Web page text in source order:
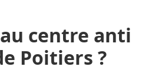
centre anti
Poitiers ?